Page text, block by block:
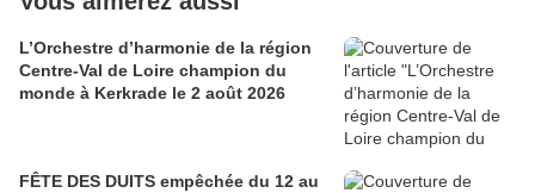
L’Orchestre d’harmonie de la région
Centre-Val de Loire champion du
monde à Kerkrade le 2 août 2026
FÊTE DES DUITS empêchée du 12 au